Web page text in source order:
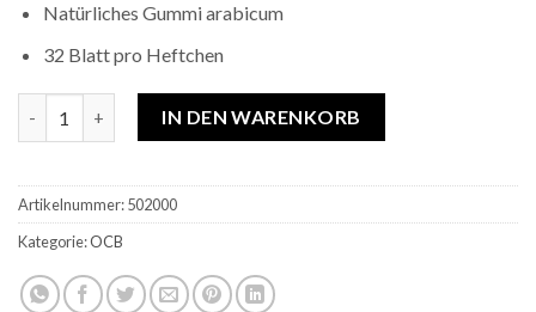
Natürliches Gummi arabicum
32 Blatt pro Heftchen
32er OCB PREMIUM Long Slim Menge
IN DEN WARENKORB
Artikelnummer:502000
Kategorie:OCB